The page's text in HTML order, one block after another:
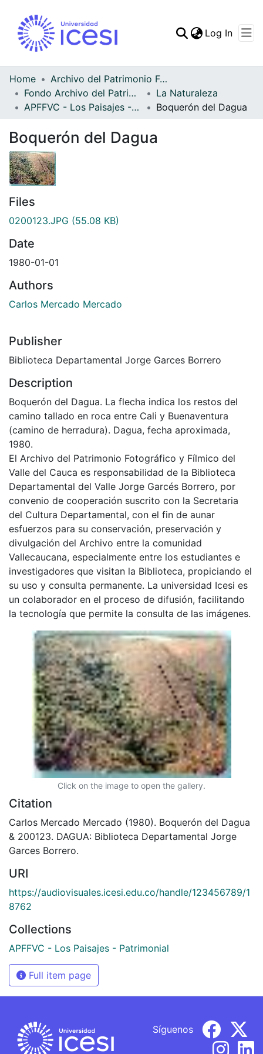
Statistics
Log In
Home
Archivo del Patrimonio Fotográfico y Fílmico del Valle del Cauca
Fondo Archivo del Patrimonio Fotográfico y Fílmico del Valle del Cauca
La Naturaleza
APFFVC - Los Paisajes - Patrimonial
Boquerón del Dagua
Boquerón del Dagua
Files
0200123.JPG (55.08 KB)
Date
1980-01-01
Authors
Carlos Mercado Mercado
Publisher
Biblioteca Departamental Jorge Garces Borrero
Description
Boquerón del Dagua. La flecha indica los restos del
camino tallado en roca entre Cali y Buenaventura
(camino de herradura). Dagua, fecha aproximada,
1980.
El Archivo del Patrimonio Fotográfico y Fílmico del
Valle del Cauca es responsabilidad de la Biblioteca
Departamental del Valle Jorge Garcés Borrero, por
convenio de cooperación suscrito con la Secretaria
del Cultura Departamental, con el fin de aunar
esfuerzos para su conservación, preservación y
divulgación del Archivo entre la comunidad
Vallecaucana, especialmente entre los estudiantes e
investigadores que visitan la Biblioteca, propiciando el
su uso y consulta permanente. La universidad Icesi es
un colaborador en el proceso de difusión, facilitando
la tecnología que permite la consulta de las imágenes.
Click on the image to open the gallery.
Citation
Carlos Mercado Mercado (1980). Boquerón del Dagua
& 200123. DAGUA: Biblioteca Departamental Jorge
Garces Borrero.
URI
https://audiovisuales.icesi.edu.co/handle/123456789/1
8762
Collections
APFFVC - Los Paisajes - Patrimonial
Full item page
Síguenos